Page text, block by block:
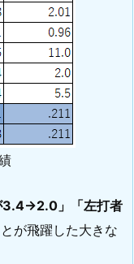
3.4→2.0」「左打者
が飛躍した大きな